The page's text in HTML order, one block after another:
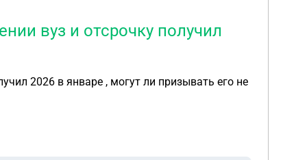
вуз и отсрочку получил
2026 в январе , могут ли призывать его не